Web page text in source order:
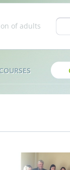
of adults
COURSES